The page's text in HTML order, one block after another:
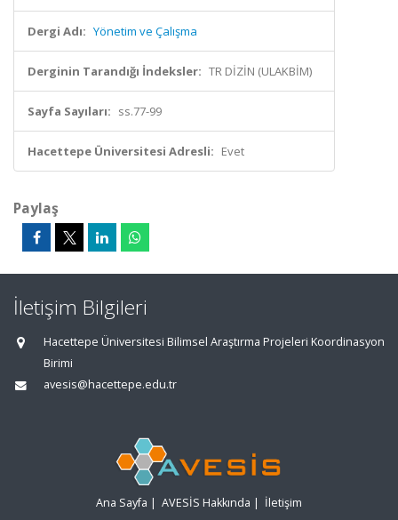
Dergi Adı: Yönetim ve Çalışma
Derginin Tarandığı İndeksler: TR DİZİN (ULAKBİM)
Sayfa Sayıları: ss.77-99
Hacettepe Üniversitesi Adresli: Evet
Paylaş
İletişim Bilgileri
Hacettepe Üniversitesi Bilimsel Araştırma Projeleri Koordinasyon
Birimi
avesis@hacettepe.edu.tr
Ana Sayfa | AVESİS Hakkında | İletişim